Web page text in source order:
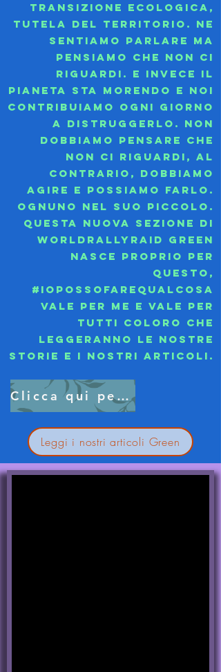
transizione ecologica,
tutela del territorio. Ne
sentiamo parlare ma
pensiamo che non ci
riguardi. E invece il
pianeta sta morendo e noi
contribuiamo ogni giorno
a distruggerlo. Non
dobbiamo pensare che
non ci riguardi, al
contrario, dobbiamo
agire e possiamo farlo.
Ognuno nel suo piccolo.
Questa nuova sezione di
Worldrallyraid Green
nasce proprio per
questo,
#iopossofarequalcosa
vale per me e vale per
tutti coloro che
leggeranno le nostre
storie e i nostri articoli.
Clicca qui per saperne di più...
Leggi i nostri articoli Green